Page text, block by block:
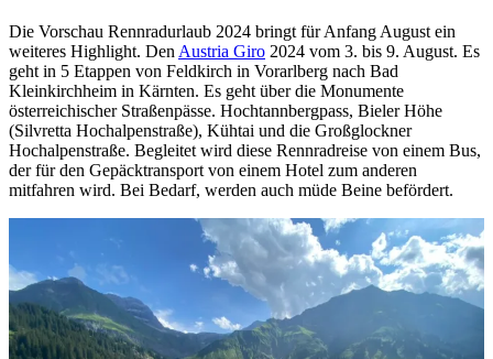
Die Vorschau Rennradurlaub 2024 bringt für Anfang August ein
weiteres Highlight. Den Austria Giro 2024 vom 3. bis 9. August. Es
geht in 5 Etappen von Feldkirch in Vorarlberg nach Bad
Kleinkirchheim in Kärnten. Es geht über die Monumente
österreichischer Straßenpässe. Hochtannbergpass, Bieler Höhe
(Silvretta Hochalpenstraße), Kühtai und die Großglockner
Hochalpenstraße. Begleitet wird diese Rennradreise von einem Bus,
der für den Gepäcktransport von einem Hotel zum anderen
mitfahren wird. Bei Bedarf, werden auch müde Beine befördert.